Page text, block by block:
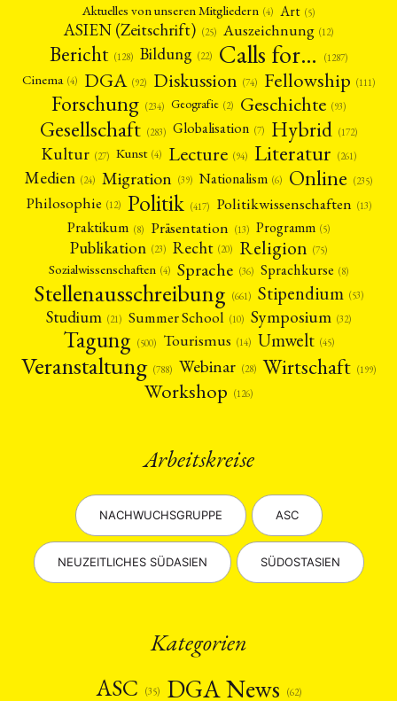
Aktuelles von unseren Mitgliedern (4) Art (5)
ASIEN (Zeitschrift) (25) Auszeichnung (12)
Bericht (128) Bildung (22) Calls for… (1287)
Cinema (4) DGA (92) Diskussion (74) Fellowship (111)
Forschung (234) Geografie (2) Geschichte (93)
Gesellschaft (283) Globalisation (7) Hybrid (172)
Kultur (27) Kunst (4) Lecture (94) Literatur (261)
Medien (24) Migration (39) Nationalism (6) Online (235)
Philosophie (12) Politik (417) Politikwissenschaften (13)
Praktikum (8) Präsentation (13) Programm (5)
Publikation (23) Recht (20) Religion (75)
Sozialwissenschaften (4) Sprache (36) Sprachkurse (8)
Stellenausschreibung (661) Stipendium (53)
Studium (21) Summer School (10) Symposium (32)
Tagung (500) Tourismus (14) Umwelt (45)
Veranstaltung (788) Webinar (28) Wirtschaft (199)
Workshop (126)
Arbeitskreise
NACHWUCHSGRUPPE ASC
NEUZEITLICHES SÜDASIEN SÜDOSTASIEN
Kategorien
ASC
(35) DGA News (62)